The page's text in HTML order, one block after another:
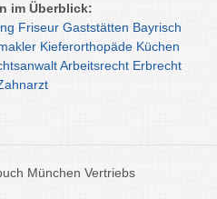
im Überblick:
Friseur Gaststätten Bayrisch
Kieferorthopäde Küchen
Arbeitsrecht Erbrecht
München Vertriebs